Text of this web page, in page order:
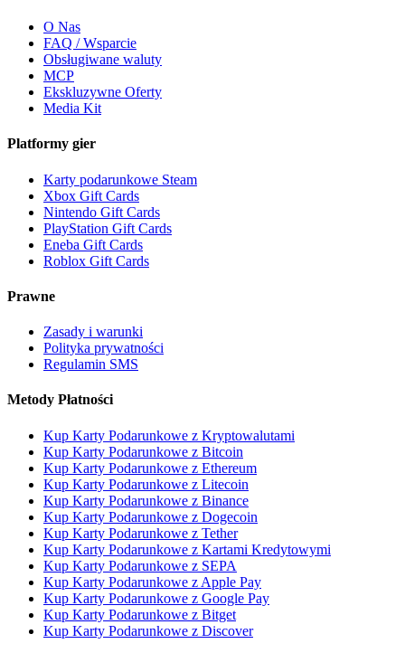
O Nas
FAQ / Wsparcie
Obsługiwane waluty
MCP
Ekskluzywne Oferty
Media Kit
Platformy gier
Karty podarunkowe Steam
Xbox Gift Cards
Nintendo Gift Cards
PlayStation Gift Cards
Eneba Gift Cards
Roblox Gift Cards
Prawne
Zasady i warunki
Polityka prywatności
Regulamin SMS
Metody Płatności
Kup Karty Podarunkowe z Kryptowalutami
Kup Karty Podarunkowe z Bitcoin
Kup Karty Podarunkowe z Ethereum
Kup Karty Podarunkowe z Litecoin
Kup Karty Podarunkowe z Binance
Kup Karty Podarunkowe z Dogecoin
Kup Karty Podarunkowe z Tether
Kup Karty Podarunkowe z Kartami Kredytowymi
Kup Karty Podarunkowe z SEPA
Kup Karty Podarunkowe z Apple Pay
Kup Karty Podarunkowe z Google Pay
Kup Karty Podarunkowe z Bitget
Kup Karty Podarunkowe z Discover